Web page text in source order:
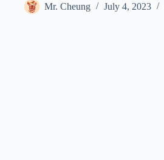
Mr. Cheung July 4, 2023